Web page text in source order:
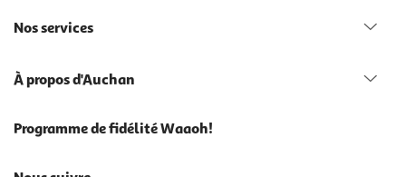
Nos services
À propos d'Auchan
Programme de fidélité Waaoh!